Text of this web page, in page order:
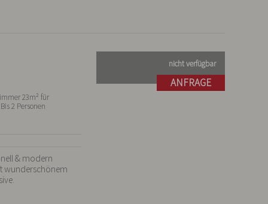
23m² für
2 Personen
& modern
wunderschönem
nicht verfügbar
ANFRAGE